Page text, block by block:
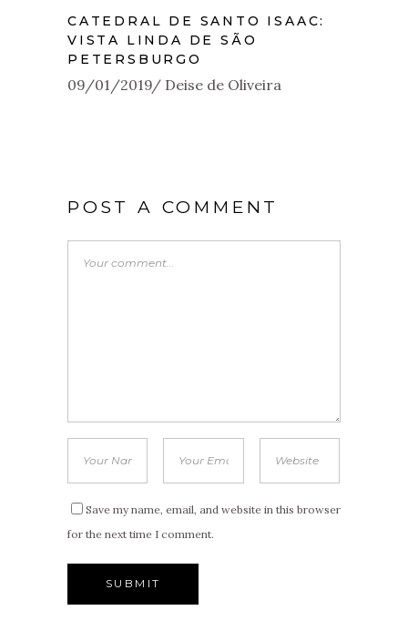
CATEDRAL DE SANTO ISAAC:
VISTA LINDA DE SÃO
PETERSBURGO
09/01/2019 Deise de Oliveira
POST A COMMENT
Save my name, email, and website in this browser
for the next time I comment.